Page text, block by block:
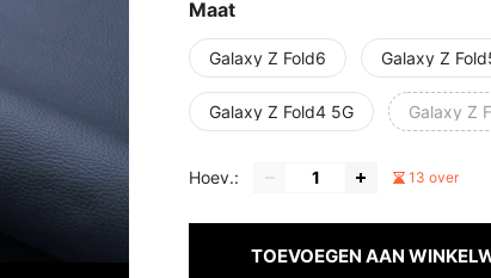
Maat
Galaxy Z Fold6 Galaxy Z
Galaxy Z Fold4 5G Galaxy Z
Hoev.: 13 over
TOEVOEGEN AAN